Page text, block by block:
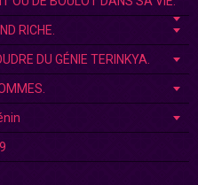
RICHE.
DU GÉNIE TERINKYA.